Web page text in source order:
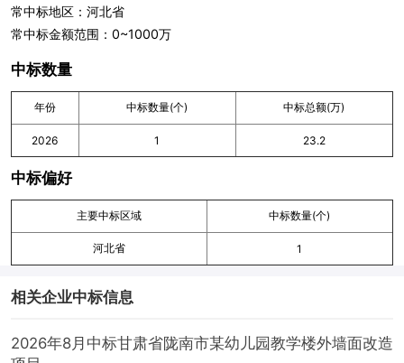
常中标地区：河北省
常中标金额范围：0~1000万
中标数量
年份 中标数量(个) 中标总额(万)
2026 1 23.2
中标偏好
主要中标区域 中标数量(个)
河北省 1
相关企业中标信息
2026年8月中标甘肃省陇南市某幼儿园教学楼外墙面改造